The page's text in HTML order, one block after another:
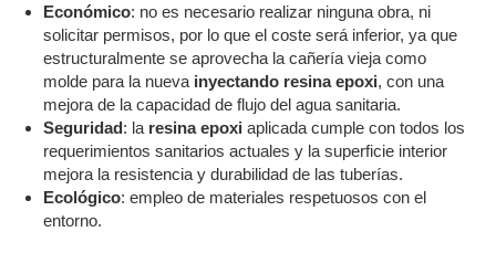
Económico: no es necesario realizar ninguna obra, ni
solicitar permisos, por lo que el coste será inferior, ya que
estructuralmente se aprovecha la cañería vieja como
molde para la nueva inyectando resina epoxi, con una
mejora de la capacidad de flujo del agua sanitaria.
Seguridad: la resina epoxi aplicada cumple con todos los
requerimientos sanitarios actuales y la superficie interior
mejora la resistencia y durabilidad de las tuberías.
Ecológico: empleo de materiales respetuosos con el
entorno.